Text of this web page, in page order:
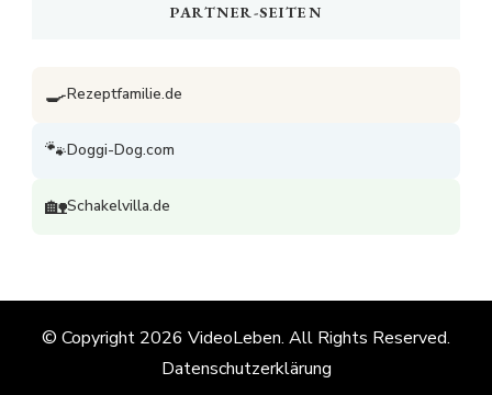
PARTNER-SEITEN
🍳Rezeptfamilie.de
🐾Doggi-Dog.com
🏡Schakelvilla.de
© Copyright 2026 VideoLeben. All Rights Reserved.
Datenschutzerklärung